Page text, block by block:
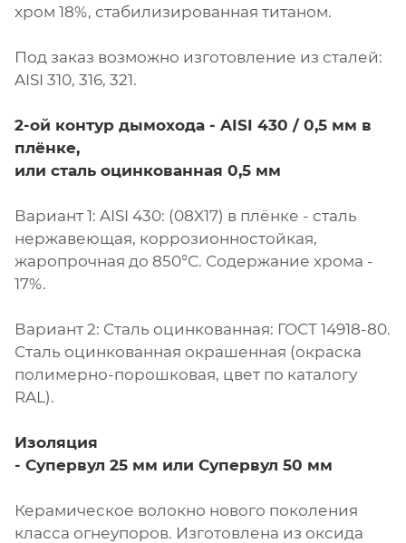
хром 18%, стабилизированная титаном.
Под заказ возможно изготовление из сталей:
AISI 310, 316, 321.
2-ой контур дымохода - AISI 430 / 0,5 мм в
плёнке,
или сталь оцинкованная 0,5 мм
Вариант 1: AISI 430: (08X17) в плёнке - сталь
нержавеющая, коррозионностойкая,
жаропрочная до 850°С. Содержание хрома -
17%.
Вариант 2: Сталь оцинкованная: ГОСТ 14918-80.
Сталь оцинкованная окрашенная (окраска
полимерно-порошковая, цвет по каталогу
RAL).
Изоляция
- Супервул 25 мм или Супервул 50 мм
Керамическое волокно нового поколения
класса огнеупоров. Изготовлена из оксида